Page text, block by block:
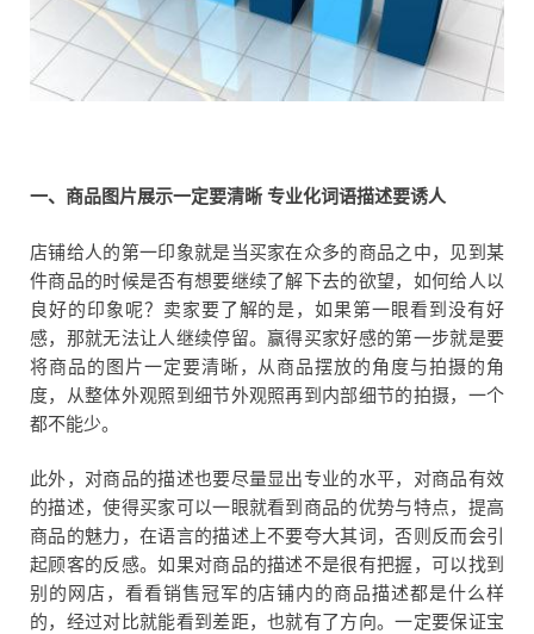
一、商品图片展示一定要清晰 专业化词语描述要诱人
店铺给人的第一印象就是当买家在众多的商品之中，见到某
件商品的时候是否有想要继续了解下去的欲望，如何给人以
良好的印象呢？卖家要了解的是，如果第一眼看到没有好
感，那就无法让人继续停留。赢得买家好感的第一步就是要
将商品的图片一定要清晰，从商品摆放的角度与拍摄的角
度，从整体外观照到细节外观照再到内部细节的拍摄，一个
都不能少。
此外，对商品的描述也要尽量显出专业的水平，对商品有效
的描述，使得买家可以一眼就看到商品的优势与特点，提高
商品的魅力，在语言的描述上不要夸大其词，否则反而会引
起顾客的反感。如果对商品的描述不是很有把握，可以找到
别的网店，看看销售冠军的店铺内的商品描述都是什么样
的，经过对比就能看到差距，也就有了方向。一定要保证宝